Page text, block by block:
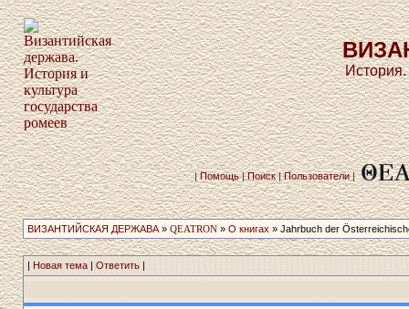
|Помощь|Поиск|Пользователи|
ВИЗАНТИЙСКАЯ ДЕРЖАВА» QEATRON» О книгах » Jahrbuch der­
| Новая тема|Ответить|